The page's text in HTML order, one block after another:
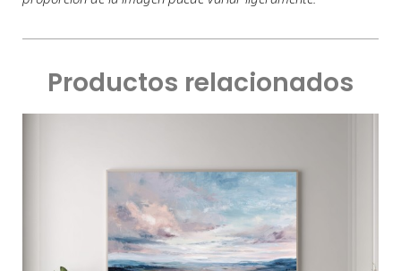
Productos relacionados